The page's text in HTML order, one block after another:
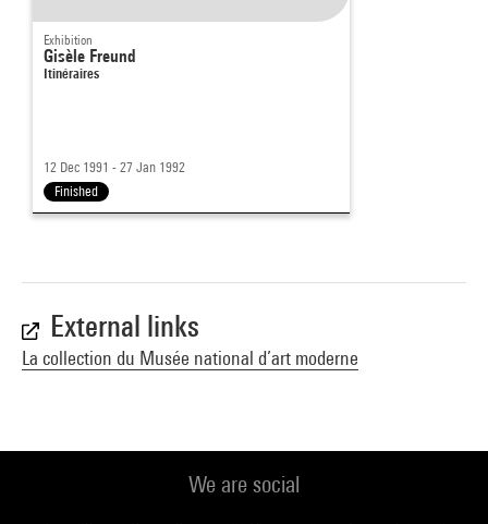
Exhibition
Gisèle Freund
Itinéraires
12 Dec 1991 - 27 Jan 1992
Finished
External links
La collection du Musée national d’art moderne
We are social